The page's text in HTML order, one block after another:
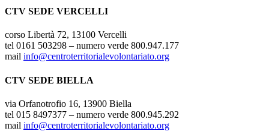
CTV SEDE VERCELLI
corso Libertà 72, 13100 Vercelli
tel 0161 503298 – numero verde 800.947.177
mail info@centroterritorialevolontariato.org
CTV SEDE BIELLA
via Orfanotrofio 16, 13900 Biella
tel 015 8497377 – numero verde 800.945.292
mail info@centroterritorialevolontariato.org